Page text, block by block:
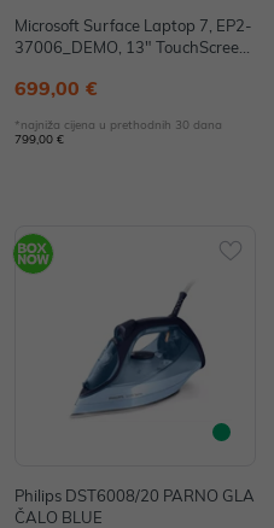
Microsoft Surface Laptop 7, EP2-
37006_DEMO, 13" TouchScreen,
B SSD, W11H, Sivi (bez punjača)
699,00 €
*najniža cijena u prethodnih 30 dana
799,00 €
Philips DST6008/20 PARNO GLA
ČALO BLUE